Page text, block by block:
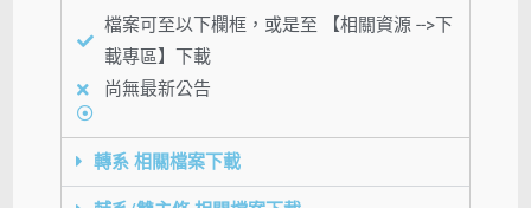
檔案可至以下欄框，或是至 【相關資源 -->下
載專區】下載
尚無最新公告
轉系 相關檔案下載